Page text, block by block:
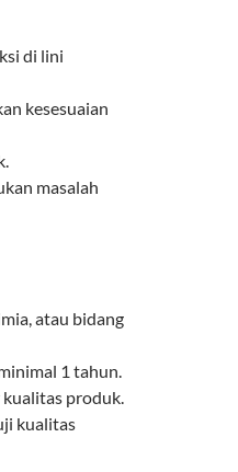
di lini
kesesuaian
masalah
atau bidang
1 tahun.
produk.
kualitas